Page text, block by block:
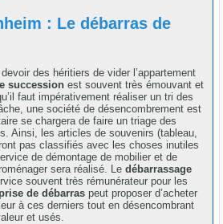
: Le débarras de
des héritiers de vider l’appartement
succession est souvent très émouvant et
faut impérativement réaliser un tri des
une société de désencombrement est
se chargera de faire un triage des
Ainsi, les articles de souvenirs (tableau,
pas classifiés avec les choses inutiles
de démontage de mobilier et de
sera réalisé. Ledébarrassage
souvent très rémunérateur pour les
de débarras peut proposer d’acheter
à ces derniers tout en désencombrant
et usés.